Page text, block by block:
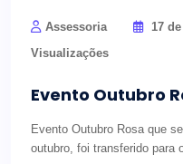
Assessoria 17
Visualizações
Evento Outubro
Evento Outubro Rosa que
outubro, foi transferido para